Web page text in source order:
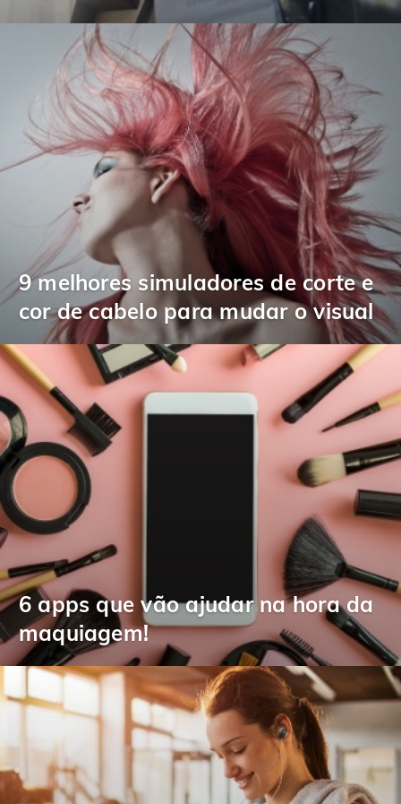
9 melhores simuladores de corte e
cor de cabelo para mudar o visual
6 apps que vão ajudar na hora da
maquiagem!